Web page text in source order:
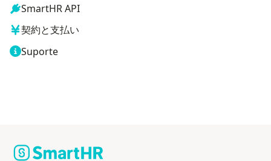
SmartHR API
契約と支払い
Suporte